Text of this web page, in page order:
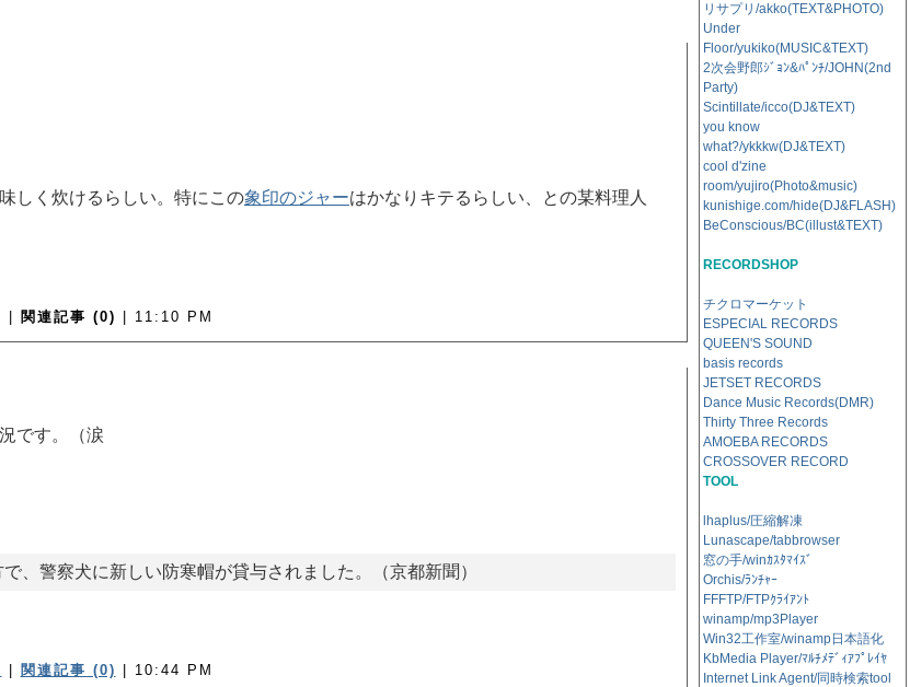
しく炊けるらしい。特にこの象印のジャーはかなりキテるらしい、との某料理人
関連記事 (0) | 11:10 PM
です。（涙
、警察犬に新しい防寒帽が貸与されました。（京都新聞）
関連記事 (0) | 10:44 PM
リサプリ/akko(TEXT&PHOTO)
Under
Floor/yukiko(MUSIC&TEXT)
2次会野郎ｼﾞｮﾝ&ﾊﾟﾝﾁ/JOHN(2nd
Party)
Scintillate/icco(DJ&TEXT)
you know
what?/ykkkw(DJ&TEXT)
cool d'zine
room/yujiro(Photo&music)
kunishige.com/hide(DJ&FLASH)
BeConscious/BC(illust&TEXT)
RECORDSHOP
チクロマーケット
ESPECIAL RECORDS
QUEEN'S SOUND
basis records
JETSET RECORDS
Dance Music Records(DMR)
Thirty Three Records
AMOEBA RECORDS
CROSSOVER RECORD
TOOL
lhaplus/圧縮解凍
Lunascape/tabbrowser
窓の手/winｶｽﾀﾏｲｽﾞ
Orchis/ﾗﾝﾁｬｰ
FFFTP/FTPｸﾗｲｱﾝﾄ
winamp/mp3Player
Win32工作室/winamp日本語化
KbMedia Player/ﾏﾙﾁﾒﾃﾞｨｱﾌﾟﾚｲﾔ
Internet Link Agent/同時検索tool